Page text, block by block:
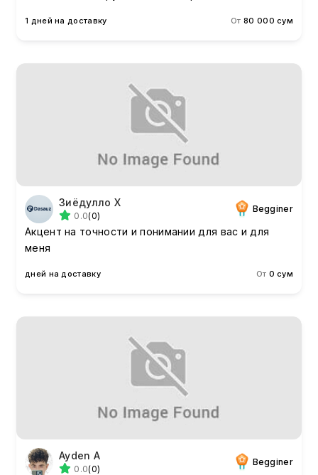
1 дней на доставку От 80 000 сум
Зиёдулло Х
0.0(0)
Begginer
Акцент на точности и понимании для вас и для
меня
дней на доставку От 0 сум
Ayden A
0.0(0)
Begginer